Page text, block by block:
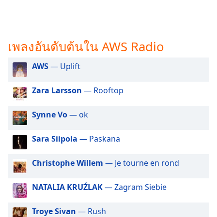
settings
subtitles
off
selected
Audio
Track
Picture-
in-
Picture
Fullscreen
This
window.
เพลงอันดับต้นใน AWS Radio
AWS— Uplift
Zara Larsson — Rooftop
Synne Vo— ok
Sara Siipola — Paskana
Christophe Willem — Je tourne en rond
NATALIA KRUŹLAK— Zagram Siebie
Troye Sivan — Rush